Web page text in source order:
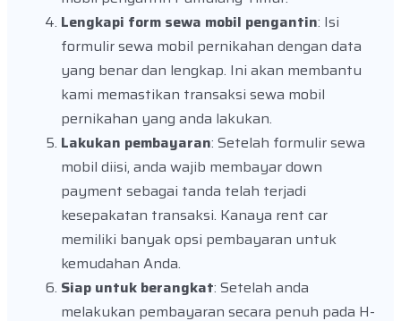
Lengkapi form sewa mobil pengantin: Isi
formulir sewa mobil pernikahan dengan data
yang benar dan lengkap. Ini akan membantu
kami memastikan transaksi sewa mobil
pernikahan yang anda lakukan.
Lakukan pembayaran: Setelah formulir sewa
mobil diisi, anda wajib membayar down
payment sebagai tanda telah terjadi
kesepakatan transaksi. Kanaya rent car
memiliki banyak opsi pembayaran untuk
kemudahan Anda.
Siap untuk berangkat: Setelah anda
melakukan pembayaran secara penuh pada H-